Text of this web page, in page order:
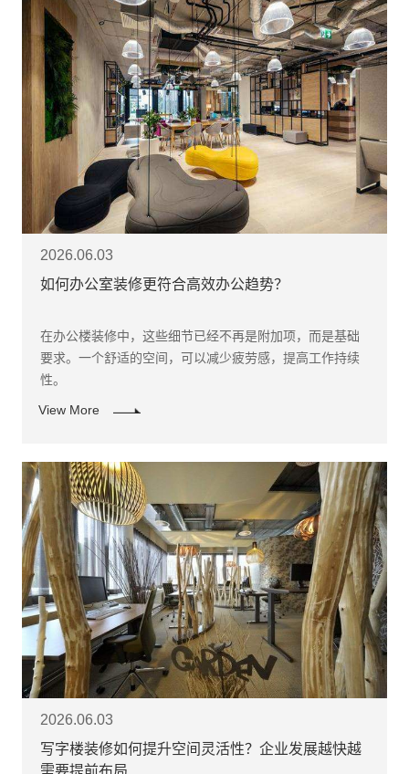
2026.06.03
如何办公室装修更符合高效办公趋势？
在办公楼装修中，这些细节已经不再是附加项，而是基础
要求。一个舒适的空间，可以减少疲劳感，提高工作持续
性。
View More
2026.06.03
写字楼装修如何提升空间灵活性？企业发展越快越